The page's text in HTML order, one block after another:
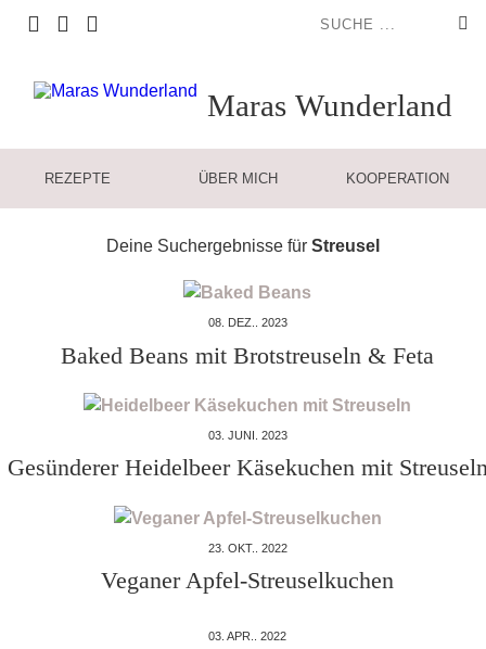
Maras Wunderland
REZEPTE ÜBER MICH KOOPERATION
Deine Suchergebnisse für Streusel
08. DEZ.. 2023
Baked Beans mit Brotstreuseln & Feta
03. JUNI. 2023
Gesünderer Heidelbeer Käsekuchen mit
23. OKT.. 2022
Veganer Apfel-Streuselkuchen
03. APR.. 2022